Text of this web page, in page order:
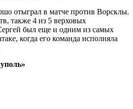
отыграл в матче против Ворсклы.
также 4 из 5 верховых
был еще и одним из самых
когда его команда исполняла